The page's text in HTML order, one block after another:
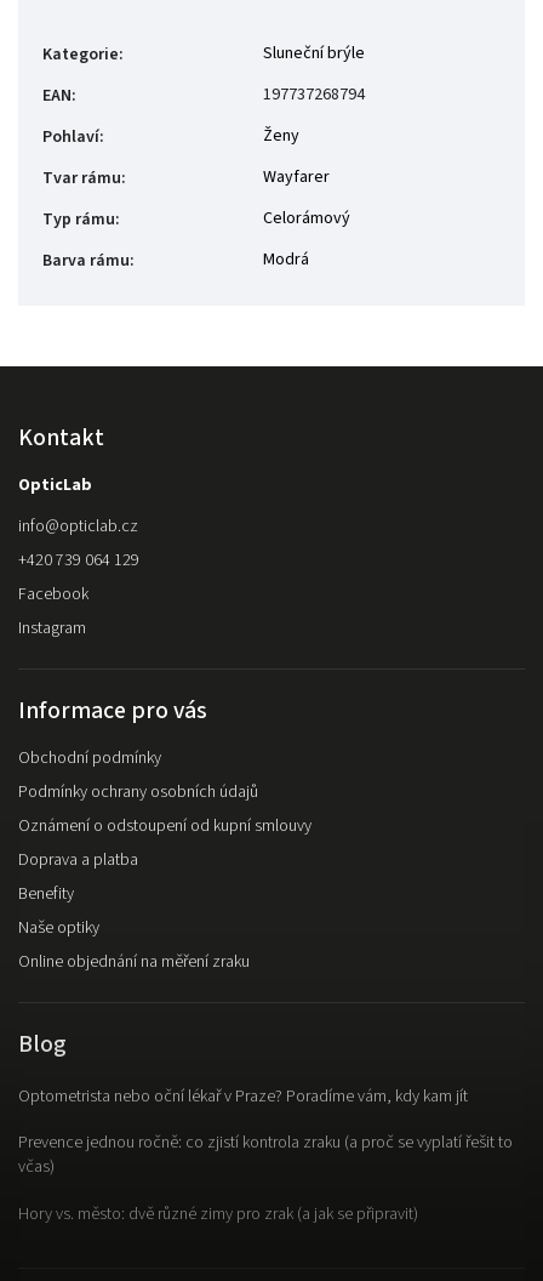
Kategorie:
Sluneční brýle
EAN:
197737268794
Pohlaví:
Ženy
Tvar rámu:
Wayfarer
Typ rámu:
Celorámový
Barva rámu: Modrá
Kontakt
OpticLab
info@opticlab.cz
+420 739 064 129
Facebook
Instagram
Informace pro vás
Obchodní podmínky
Podmínky ochrany osobních údajů
Oznámení o odstoupení od kupní smlouvy
Doprava a platba
Benefity
Naše optiky
Online objednání na měření zraku
Blog
Optometrista nebo oční lékař v Praze? Poradíme vám, kdy kam jít
Prevence jednou ročně: co zjistí kontrola zraku (a proč se vyplatí řešit to
včas)
Hory vs. město: dvě různé zimy pro zrak (a jak se připravit)